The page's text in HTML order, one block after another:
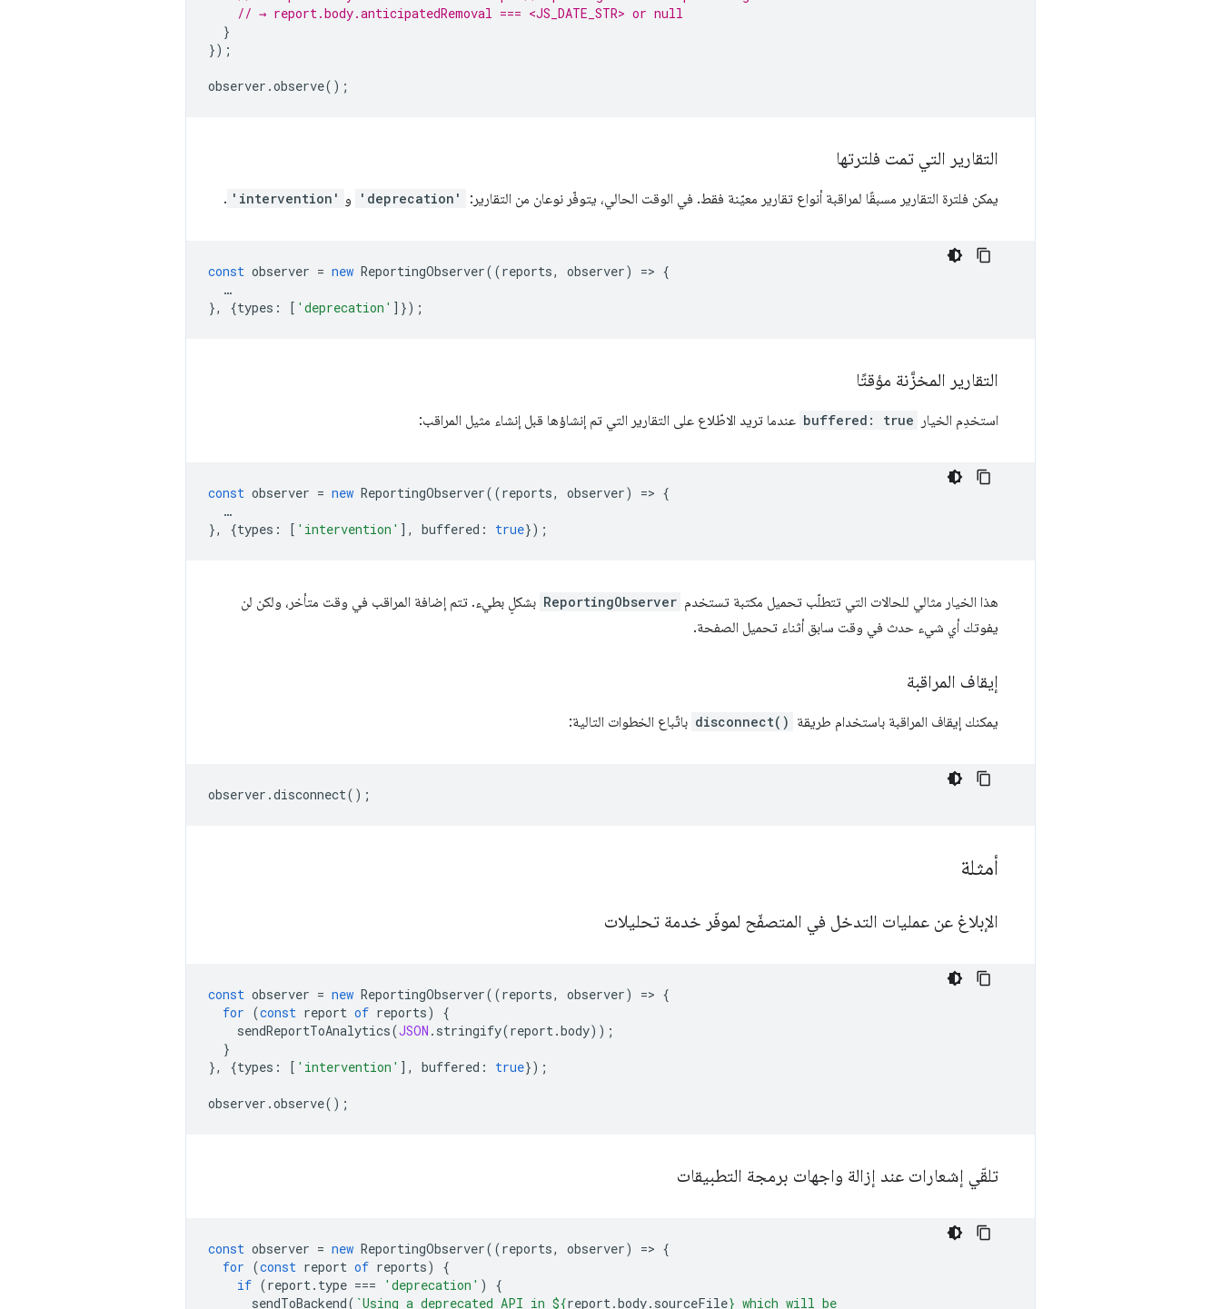
// → report.body.anticipatedRemoval === <JS_DATE_STR> or null
}
});
observer .observe();
التقارير التي تمت فلترتها
يمكن فلترة التقارير مسبقًا لمراقبة أنواع تقارير معيّنة فقط. في الوقت الحالي، يتوفّر نوعان من التقارير: 'deprecation' و 'intervention'
.
const observer = new ReportingObserver((reports, observer) => {
…
},
{types : [ 'deprecation' ]});
التقارير المخزَّنة مؤقتًا
استخدِم الخيار buffered: true عندما تريد الاطّلاع على التقارير التي تم إنشاؤها قبل إنشاء مثيل المراقب:
const observer = new ReportingObserver((reports, observer) => {
…
},
{types : [ 'intervention' ], buffered : true});
هذا الخيار مثالي للحالات التي تتطلّب تحميل مكتبة تستخدم ReportingObserver بشكلٍ بطيء. تتم إضافة المراقب في وقت متأخر، ولكن لن
يفوتك أي شيء حدث في وقت سابق أثناء تحميل الصفحة.
إيقاف المراقبة
يمكنك إيقاف المراقبة باستخدام طريقة disconnect() باتّباع الخطوات التالية:
observer .disconnect();
أمثلة
الإبلاغ عن عمليات التدخل في المتصفّح لموفّر خدمة تحليلات
const observer = new ReportingObserver((reports, observer) => {
for (const report of reports)
{
sendReportToAnalytics(JSON . stringify(report.body));
}
},
{types : [ 'intervention' ], buffered : true});
observer .observe();
تلقّي إشعارات عند إزالة واجهات برمجة التطبيقات
const observer = new ReportingObserver((reports, observer) => {
for (const report of reports)
{
if (report. type === 'deprecation' )
{
sendToBackend( `Using a deprecated API in ${report.body. sourceFile} which will be